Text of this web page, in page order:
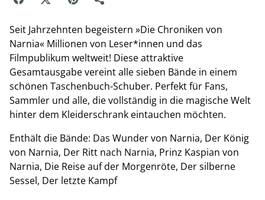
Seit Jahrzehnten begeistern »Die Chroniken von
Narnia« Millionen von Leser*innen und das
Filmpublikum weltweit! Diese attraktive
Gesamtausgabe vereint alle sieben Bände in einem
schönen Taschenbuch-Schuber. Perfekt für Fans,
Sammler und alle, die vollständig in die magische Welt
hinter dem Kleiderschrank eintauchen möchten.
Enthält die Bände: Das Wunder von Narnia, Der König
von Narnia, Der Ritt nach Narnia, Prinz Kaspian von
Narnia, Die Reise auf der Morgenröte, Der silberne
Sessel, Der letzte Kampf